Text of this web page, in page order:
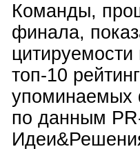
Команды,
финала,
топ-10
упоминаемых
по данным